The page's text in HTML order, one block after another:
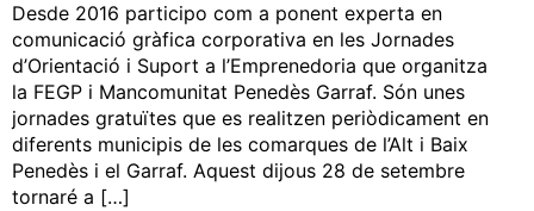
Desde 2016 participo com a ponent experta en
comunicació gràfica corporativa en les Jornades
d’Orientació i Suport a l’Emprenedoria que organitza
la FEGP i Mancomunitat Penedès Garraf. Són unes
jornades gratuïtes que es realitzen periòdicament en
diferents municipis de les comarques de l’Alt i Baix
Penedès i el Garraf. Aquest dijous 28 de setembre
tornaré a […]